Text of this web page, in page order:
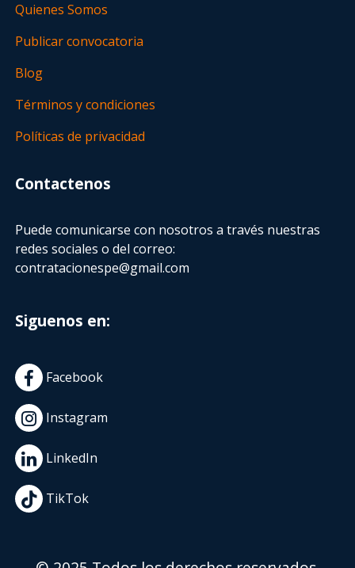
Quienes Somos
Publicar convocatoria
Blog
Términos y condiciones
Políticas de privacidad
Contactenos
Puede comunicarse con nosotros a través nuestras
redes sociales o del correo:
contratacionespe@gmail.com
Siguenos en:
Facebook
Instagram
LinkedIn
TikTok